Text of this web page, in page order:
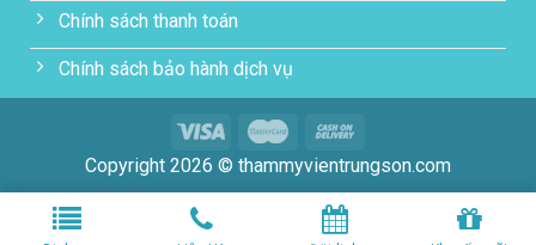
Chính sách thanh toán
Chính sách bảo hành dịch vụ
Copyright 2026 © thammyvientrungson.com